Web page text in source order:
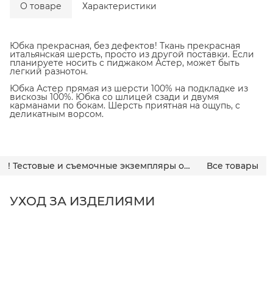
О товаре Характеристики
Юбка прекрасная, без дефектов! Ткань прекрасная
итальянская шерсть, просто из другой поставки. Если
планируете носить с пиджаком Астер, может быть
легкий разнотон.
Юбка Астер прямая из шерсти 100% на подкладке из
вискозы 100%. Юбка со шлицей сзади и двумя
карманами по бокам. Шерсть приятная на ощупь, с
деликатным ворсом.
! Тестовые и съемочные экземпляры одежды Все товары
УХОД ЗА ИЗДЕЛИЯМИ